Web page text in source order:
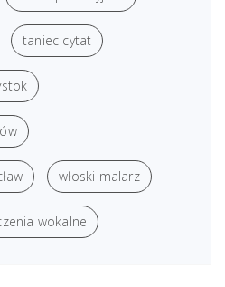
taniec cytat
włoski malarz
wokalne